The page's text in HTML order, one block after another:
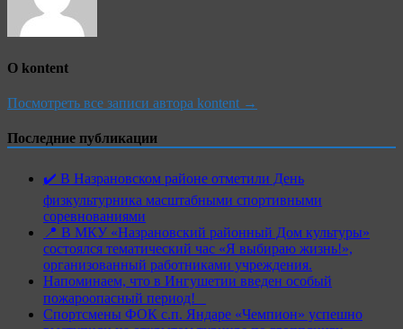
О kontent
Посмотреть все записи автора kontent →
Последние публикации
✔️ В Назрановском районе отметили День
физкультурника масштабными спортивными
соревнованиями
📍 В МКУ «Назрановский районный Дом культуры»
состоялся тематический час «Я выбираю жизнь!»,
организованный работниками учреждения.
Напоминаем, что в Ингушетии введен особый
пожароопасный период!⁣⁣⠀
Спортсмены ФОК с.п. Яндаре «Чемпион» успешно